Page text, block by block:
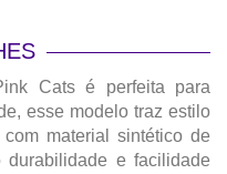
Cats é perfeita para
esse modelo traz estilo
material sintético de
durabilidade e facilidade